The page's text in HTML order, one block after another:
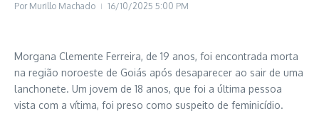
Por Murillo Machado 16/10/2025 5:00 PM
Morgana Clemente Ferreira, de 19 anos, foi encontrada morta
na região noroeste de Goiás após desaparecer ao sair de uma
lanchonete. Um jovem de 18 anos, que foi a última pessoa
vista com a vítima, foi preso como suspeito de feminicídio.